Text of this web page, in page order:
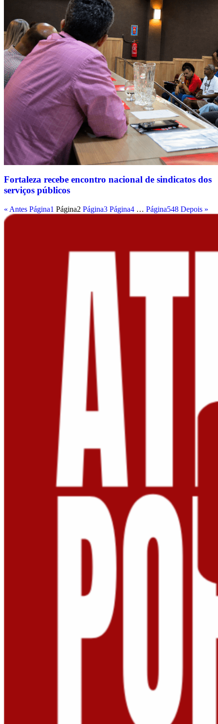
Fortaleza recebe encontro nacional de sindicatos dos
serviços públicos
« Antes Página1 Página2 Página3 Página4 … Página548 Depois »